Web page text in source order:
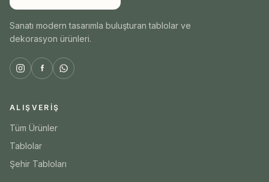
Sanatı modern tasarımla buluşturan tablolar ve
dekorasyon ürünleri.
ALIŞVERIŞ
Tüm Ürünler
Tablolar
Şehir Tabloları